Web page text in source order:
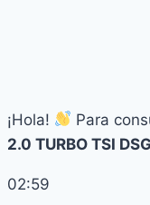
¡Hola! Para
2.0 TURBO TSI DSG
02:59